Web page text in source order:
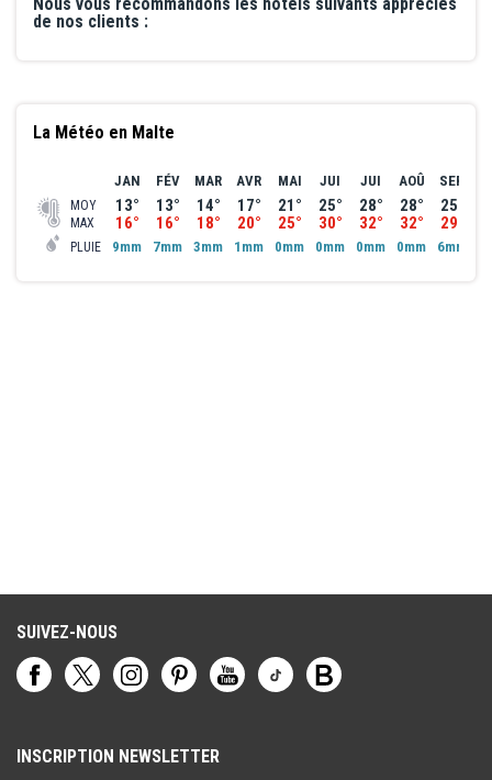
de nos clients :
La Météo en Malte
MOY
MAX
PLUIE
JAN
13°
16°
9mm
FÉV
13°
16°
7mm
MAR
14°
18°
3mm
AVR
17°
20°
1mm
MAI
21°
25°
0mm
JUI
25°
30°
0mm
JUI
28°
32°
0mm
AOÛ
28°
32°
0mm
SEP
25°
29°
6mm
SUIVEZ-NOUS
INSCRIPTION NEWSLETTER